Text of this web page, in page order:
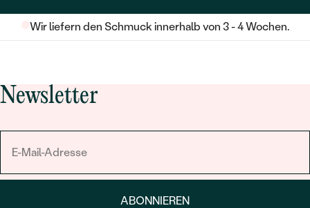
Wir liefern den Schmuck innerhalb von 3 - 4 Wochen.
Newsletter
ABONNIEREN